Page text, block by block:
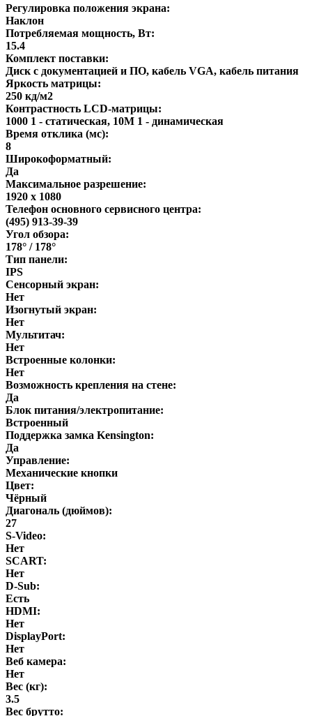
Регулировка положения экрана:
Наклон
Потребляемая мощность, Вт:
15.4
Комплект поставки:
Диск с документацией и ПО, кабель VGA, кабель питания
Яркость матрицы:
250 кд/м2
Контрастность LCD-матрицы:
1000 1 - статическая, 10M 1 - динамическая
Время отклика (мс):
8
Широкоформатный:
Да
Максимальное разрешение:
1920 x 1080
Телефон основного сервисного центра:
(495) 913-39-39
Угол обзора:
178° / 178°
Тип панели:
IPS
Сенсорный экран:
Нет
Изогнутый экран:
Нет
Мультитач:
Нет
Встроенные колонки:
Нет
Возможность крепления на стене:
Да
Блок питания/электропитание:
Встроенный
Поддержка замка Kensington:
Да
Управление:
Механические кнопки
Цвет:
Чёрный
Диагональ (дюймов):
27
S-Video:
Нет
SCART:
Нет
D-Sub:
Есть
HDMI:
Нет
DisplayPort:
Нет
Веб камера:
Нет
Вес (кг):
3.5
Вес брутто: